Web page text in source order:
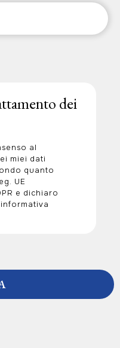
dei
al
miei dati
quanto
UE
e dichiaro